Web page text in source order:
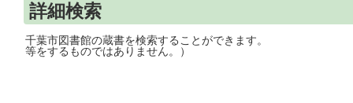
詳細検索
千葉市図書館の蔵書を検索することがで
等をするものではありません。）